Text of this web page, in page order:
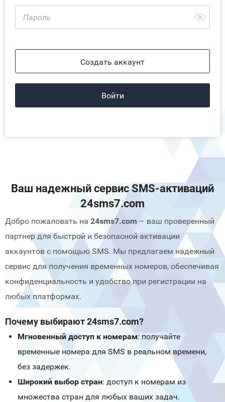
Создать аккаунт
Войти
Ваш надежный сервис SMS-активаций
24sms7.com
Добро пожаловать на 24sms7.com – ваш проверенный
партнер для быстрой и безопасной активации
аккаунтов с помощью SMS. Мы предлагаем надежный
сервис для получения временных номеров, обеспечивая
конфиденциальность и удобство при регистрации на
любых платформах.
Почему выбирают 24sms7.com?
Мгновенный доступ к номерам: получайте
временные номера для SMS в реальном времени,
без задержек.
Широкий выбор стран: доступ к номерам из
множества стран для любых ваших задач.